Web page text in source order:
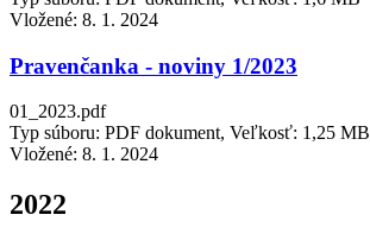
Vložené: 8. 1. 2024
Pravenčanka - noviny 1/2023
01_2023.pdf
Typ súboru: PDF dokument, Veľkosť: 1,25 MB
Vložené: 8. 1. 2024
2022